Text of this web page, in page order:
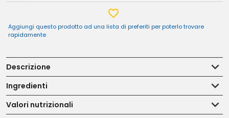
Aggiungi questo prodotto ad una lista di preferiti per poterlo trovare
rapidamente
Descrizione
Ingredienti
Valori nutrizionali